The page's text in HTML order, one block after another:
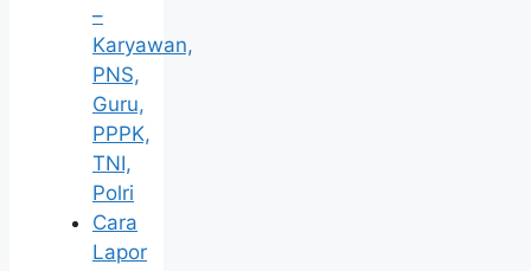
–
Karyawan,
PNS,
Guru,
PPPK,
TNI,
Polri
Cara
Lapor